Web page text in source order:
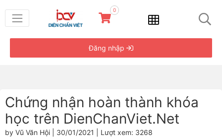
0
Đăng nhập
Chứng nhận hoàn thành khóa
học trên DienChanViet.Net
by Vũ Văn Hội | 30/01/2021 | Lượt xem: 3268